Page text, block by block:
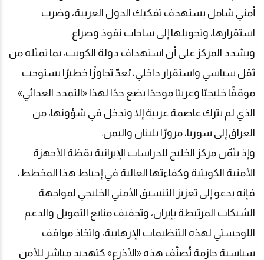
أمني شامل يستهدف تفكيك الدول العربية، وضرب
استقرارها، وتحويلها إلى ساحات نفوذ وصراع.
ويشدد المركز على أن استهداف دولة الكويت، بما تمثله من
ثقل سياسي واستقرار داخلي، يُعدّ تجاوزًا خطيرًا يستوجب
موقفًا خليجيًا وعربيًا موحدًا يضع حدًا لهذا «التمدد العدائي»
الذي لم يترك عاصمة عربية إلا وتدخل في شؤونها، من
العراق إلى سوريا، مرورًا بلبنان واليمن.
وإذ يثمّن مركز الخليج للدراسات الإيرانية يقظة الأجهزة
الأمنية الكويتية وكفاءتها العالية في إحباط هذا المخطط،
فإنه يدعو إلى تعزيز التنسيق الأمني الخليجي لمواجهة
الشبكات المرتبطة بإيران، وتجفيف منابع التمويل والدعم
اللوجستي لهذه التنظيمات الإرهابية، واتخاذ مواقف
سياسية حازمة تُصنّف هذه «الأذرع» كتهديد مباشر للأمن